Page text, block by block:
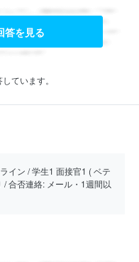
答を見る
ています。
イン / 学生1 面接官1 ( ベテ
合否連絡: メール・1週間以